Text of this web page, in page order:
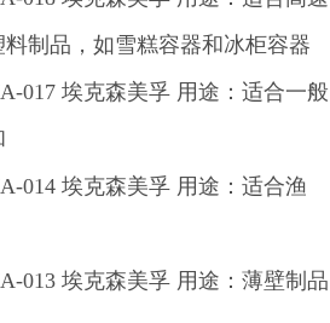
制品，如雪糕容器和冰柜容器
017 埃克森美孚 用途：适合一般
014 埃克森美孚 用途：适合渔
013 埃克森美孚 用途：薄壁制品